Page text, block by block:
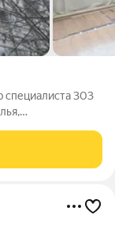
303
приходится на